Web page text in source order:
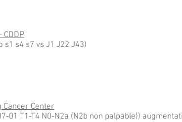
s1 s4 s7 vs J1 J22 J43)
Center
01 T1-T4 N0-N2a (N2b non palpable))